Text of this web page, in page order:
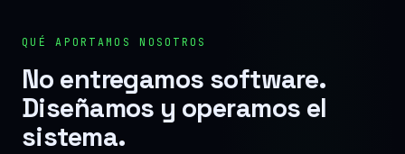
QUÉ APORTAMOS NOSOTROS
No entregamos software.
Diseñamos y operamos el
sistema.